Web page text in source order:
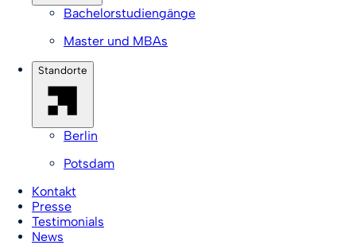
Bachelorstudiengänge
Master und MBAs
Standorte
Berlin
Potsdam
Kontakt
Presse
Testimonials
News